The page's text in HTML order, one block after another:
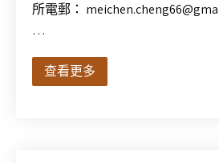
所電郵：
…
查看更多